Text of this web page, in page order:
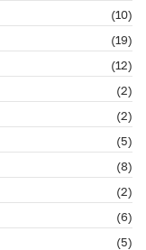
(10)
(19)
(12)
(2)
(2)
(5)
(8)
(2)
(6)
(5)